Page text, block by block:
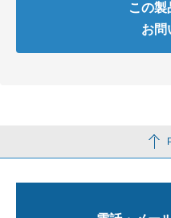
この製
お問